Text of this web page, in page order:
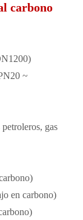
carbono
~
gas
en carbono)